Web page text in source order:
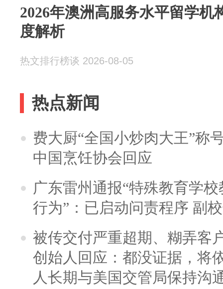
2026年澳洲高服务水平留学机
度解析
热文排行榜谈 2026-08-05
热点新闻
费大厨“全国小炒肉大王”称
中国烹饪协会回应
广东雷州通报“特殊教育学
行为”：已启动问责程序 副
被传交付严重超期、糊弄客
创始人回应：都没证据，将
人长期与美国交管局保持沟